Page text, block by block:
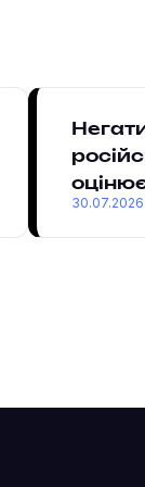
30.07.2026